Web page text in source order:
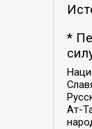
*
Ат-